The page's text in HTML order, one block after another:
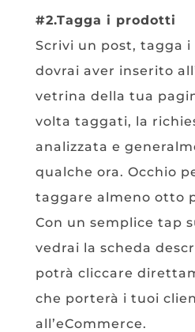
#2.Tagga i prodotti
Scrivi un post, tagga
dovrai aver inserito
vetrina della tua
volta taggati, la
analizzata e
qualche ora. Occhio
taggare almeno otto
Con un semplice tap
vedrai la scheda
potrà cliccare
che porterà i tuoi
all’eCommerce.